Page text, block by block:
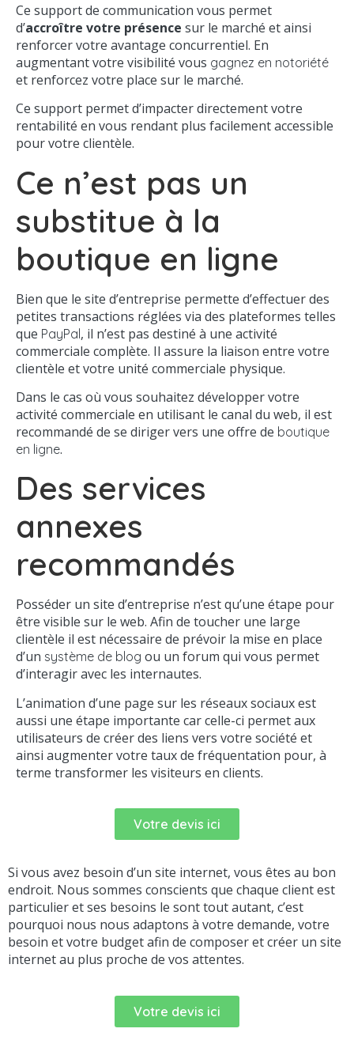
Si vous avez besoin d’un site internet, vous êtes au bon
endroit. Nous sommes conscients que chaque client est
particulier et ses besoins le sont tout autant, c’est
pourquoi nous nous adaptons à votre demande, votre
besoin et votre budget afin de composer et créer un site
internet au plus proche de vos attentes.
Votre devis ici
Ce support de communication vous permet
d’accroître votre présence sur le marché et ainsi
renforcer votre avantage concurrentiel. En
augmentant votre visibilité vous gagnez en notoriété
et renforcez votre place sur le marché.
Ce support permet d’impacter directement votre
rentabilité en vous rendant plus facilement accessible
pour votre clientèle.
Ce n’est pas un
substitue à la
boutique en ligne
Bien que le site d’entreprise permette d’effectuer des
petites transactions réglées via des plateformes telles
que PayPal, il n’est pas destiné à une activité
commerciale complète. Il assure la liaison entre votre
clientèle et votre unité commerciale physique.
Dans le cas où vous souhaitez développer votre
activité commerciale en utilisant le canal du web, il est
recommandé de se diriger vers une offre de boutique
en ligne.
Des services
annexes
recommandés
Posséder un site d’entreprise n’est qu’une étape pour
être visible sur le web. Afin de toucher une large
clientèle il est nécessaire de prévoir la mise en place
d’un système de blog ou un forum qui vous permet
d’interagir avec les internautes.
L’animation d’une page sur les réseaux sociaux est
aussi une étape importante car celle-ci permet aux
utilisateurs de créer des liens vers votre société et
ainsi augmenter votre taux de fréquentation pour, à
terme transformer les visiteurs en clients.
Votre devis ici